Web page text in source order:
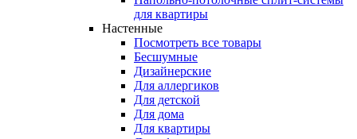
для квартиры
Настенные
Посмотреть все товары
Бесшумные
Дизайнерские
Для аллергиков
Для детской
Для дома
Для квартиры